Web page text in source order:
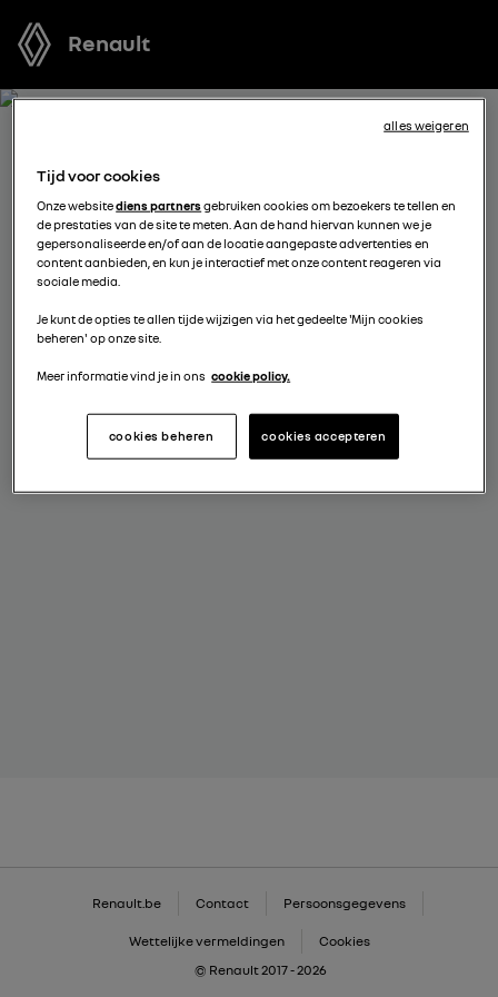
Renault
BOEK EEN TESTRIT MET
GRAND KANGOO
Welk voertuig past het best bij u? Voordat u een keuze
maakt, kunt u een gratis proefrit met een van onze
modellen boeken.
Renault.be Contact Persoonsgegevens
Wettelijke vermeldingen
Cookies
© Renault 2017 - 2026
Tijd voor cookies
Onze websitediens partnersgebruiken cookies om bezoekers te tellen en
de prestaties van de site te meten. Aan de hand hiervan kunnen we je
gepersonaliseerde en/of aan de locatie aangepaste advertenties en
content aanbieden, en kun je interactief met onze content reageren via
sociale media.
Je kunt de opties te allen tijde wijzigen via het gedeelte 'Mijn cookies
beheren' op onze site.
Meer informatie vind je in ons cookie policy.
cookies accepteren
cookies beheren
alles weigeren